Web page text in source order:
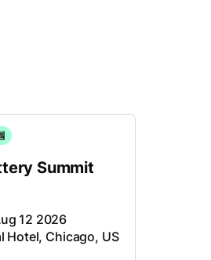
Summit
12 2026
Hotel, Chicago, US